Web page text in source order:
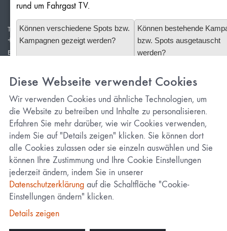
TELEFON
+49 981 203 526 50
E-MAIL
Datenschutz
Cookie-Einstellungen
Impressum
© Copyright 2026 Redlof Medien GmbH &
Co. KG
rund um Fahrgast TV.
Können verschiedene Spots bzw.
Kampagnen gezeigt werden?
Können bestehende
bzw. Spots ausgetauscht
werden?
kurzfristigen Buchungen?
Spoterstellung behilflich
Diese Webseite verwendet Cookies
Wir verwenden Cookies und ähnliche Technologien, um
die Website zu betreiben und Inhalte zu personalisieren.
Erfahren Sie mehr darüber, wie wir Cookies verwenden,
indem Sie auf "Details zeigen" klicken. Sie können dort
alle Cookies zulassen oder sie einzeln auswählen und Sie
können Ihre Zustimmung und Ihre Cookie Einstellungen
jederzeit ändern, indem Sie in unserer
Datenschutzerklärung auf die Schaltfläche "Cookie-
Einstellungen ändern" klicken.
Details zeigen